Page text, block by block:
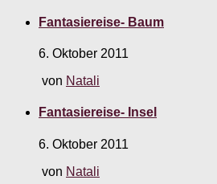
Fantasiereise- Baum
6. Oktober 2011
von Natali
Fantasiereise- Insel
6. Oktober 2011
von Natali